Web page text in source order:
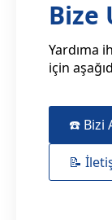
Bize
Yardıma
için
☎️ Bizi
📝